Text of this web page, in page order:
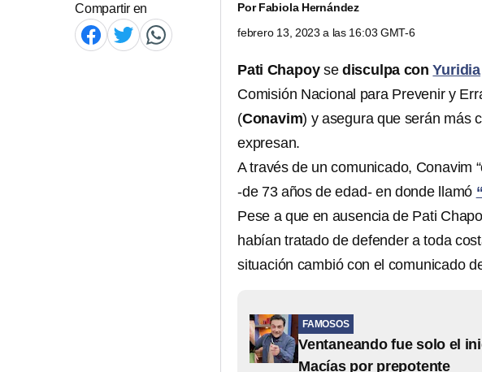
Compartir en PorFabiola Hernández
febrero 13, 2023 a las 16:03 GMT-6
Pati Chapoyse disculpa conYuridia
Comisión Nacional para Prevenir y
(Conavim) y asegura que serán más
expresan.
A través de un comunicado, Conavim
-de 73 años de edad- en donde llamó
Pese a que en ausencia de Pati
habían tratado de defender a toda
situación cambió con el comunicado
FAMOSOS
Ventaneando fue solo el
Macías por prepotente